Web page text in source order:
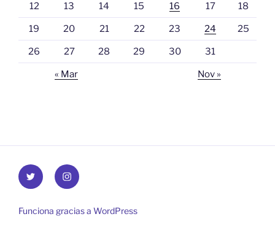
12 13 14 15 16 17 18
19 20 21 22 23 24 25
26 27 28 29 30 31
« Mar Nov »
Twitter
MAYKEL
INSTAGRAM
Funciona gracias a WordPress